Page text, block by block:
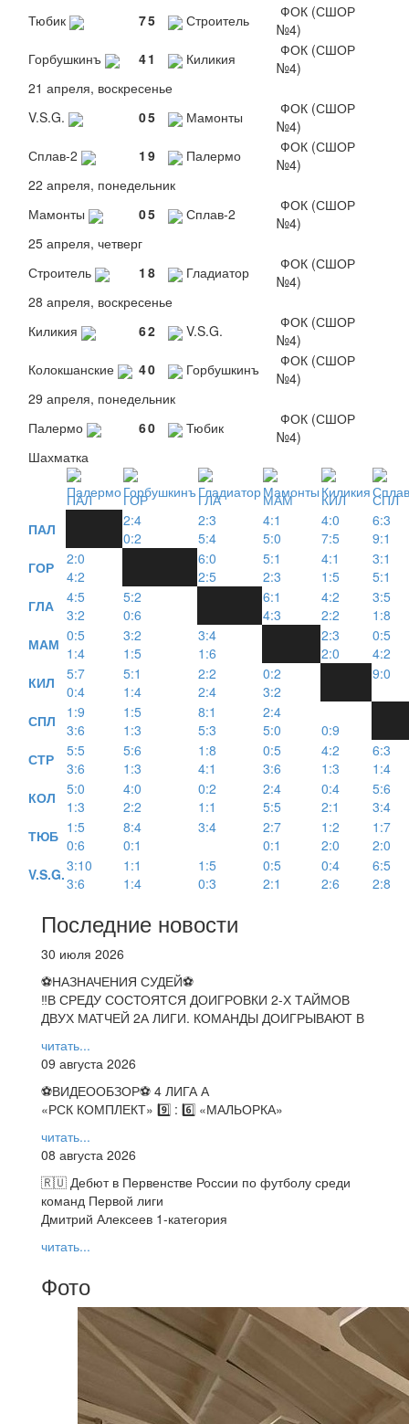
Тюбик
75 Строитель
ФОК (СШОР
№4)
Горбушкинъ
41 Киликия
ФОК (СШОР
№4)
21 апреля, воскресенье
V.S.G.
05 Мамонты
ФОК (СШОР
№4)
Сплав-2
1 9 Палермо
ФОК (СШОР
№4)
22 апреля, понедельник
Мамонты
05 Сплав-2
ФОК (СШОР
№4)
25 апреля, четверг
Строитель
1 8 Гладиатор
ФОК (СШОР
№4)
28 апреля, воскресенье
Киликия
62 V.S.G.
ФОК (СШОР
№4)
Колокшанские
40 Горбушкинъ
ФОК (СШОР
№4)
29 апреля, понедельник
Палермо
60 Тюбик
ФОК (СШОР
№4)
Шахматка
ПАЛ ГОР ГЛА МАМ КИЛ
СПЛ
ПАЛ
2:4
0:2
2:3
5:4
4:1
5:0
4:0
7:5
6:3
9:1
ГОР
2:0
4:2
6:0
2:5
5:1
2:3
4:1
1:5
3:1
5:1
ГЛА
4:5
3:2
5:2
0:6
6:1
4:3
4:2
2:2
3:5
1:8
МАМ 0:5
1:4
3:2
1:5
3:4
1:6
2:3
2:0
0:5
4:2
КИЛ
5:7
0:4
5:1
1:4
2:2
2:4
0:2
3:2
9:0
СПЛ
1:9
3:6
1:5
1:3
8:1
5:3
2:4
5:0
0:9
СТР
5:5
3:6
5:6
1:3
1:8
4:1
0:5
3:6
4:2
1:3
6:3
1:4
КОЛ
5:0
1:3
4:0
2:2
0:2
1:1
2:4
5:5
0:4
2:1
5:6
3:4
ТЮБ 1:5
0:6
8:4
0:1
3:4
2:7
0:1
1:2
2:0
1:7
2:0
V.S.G.3:10
3:6
1:1
1:4
1:5
0:3
0:5
2:1
0:4
2:6
6:5
2:8
Последние новости
30 июля 2026
⚽НАЗНАЧЕНИЯ СУДЕЙ⚽
‼В СРЕДУ СОСТОЯТСЯ ДОИГРОВКИ 2-Х ТАЙМОВ
ДВУХ МАТЧЕЙ 2А ЛИГИ. КОМАНДЫ ДОИГРЫВАЮТ В
читать...
09 августа 2026
⚽️ВИДЕООБЗОР⚽️ 4 ЛИГА А
«РСК КОМПЛЕКТ» 9️⃣ : 6️⃣ «МАЛЬОРКА»
читать...
08 августа 2026
🇷🇺 Дебют в Первенстве России по футболу среди
команд Первой лиги
Дмитрий Алексеев 1-категория
читать...
Фото